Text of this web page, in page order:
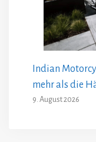
Indian
mehr als die
9. August 2026